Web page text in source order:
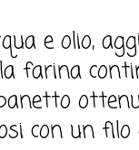
e olio,
la farina
con un filo